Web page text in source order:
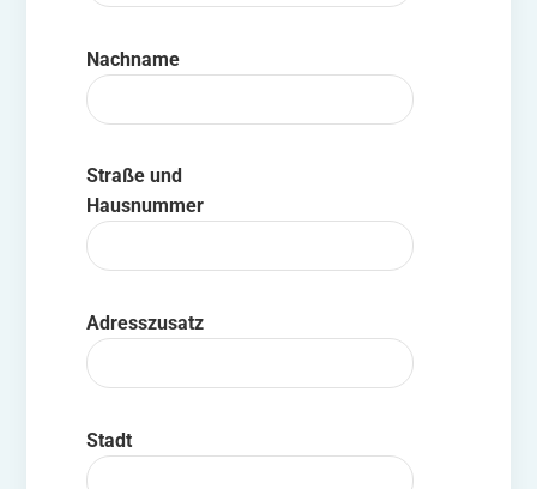
Nachname
Straße und
Hausnummer
Adresszusatz
Stadt